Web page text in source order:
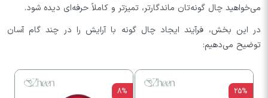
می‌خواهید چال گونه‌تان ماندگارتر، تمیزتر و کاملاً حرفه‌ای دیده شود.
در این بخش، فرآیند ایجاد چال گونه با آرایش را در چند گام آسان
توضیح می‌دهیم:
25%
8%